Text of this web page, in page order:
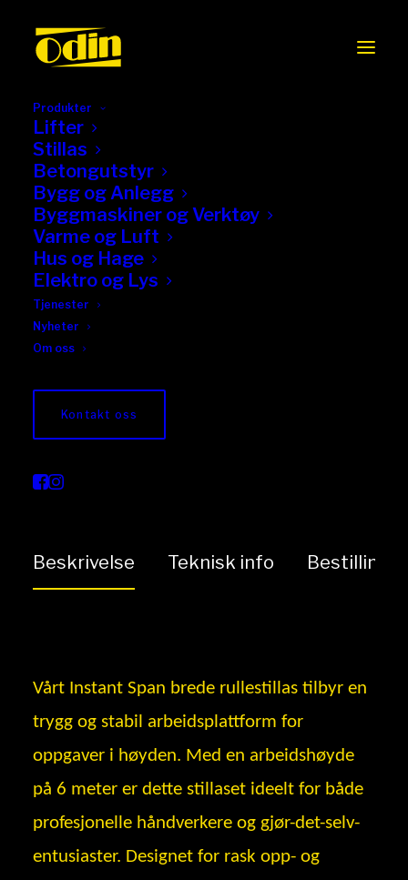
Produkter
Lifter
Stillas
Betongutstyr
Bygg og Anlegg
Byggmaskiner og Verktøy
Varme og Luft
Hus og Hage
Elektro og Lys
Tjenester
Nyheter
Om oss
Kontakt oss
Rullestillas bred 2
etasjer
Beskrivelse Teknisk info Bestilling
Vårt Instant Span brede rullestillas tilbyr en
trygg og stabil arbeidsplattform for
oppgaver i høyden. Med en arbeidshøyde
på 6 meter er dette stillaset ideelt for både
profesjonelle håndverkere og gjør-det-selv-
entusiaster. Designet for rask opp- og